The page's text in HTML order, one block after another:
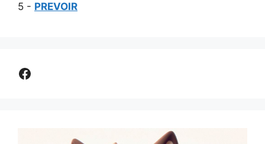
5 - PREVOIR
Comparer assurance